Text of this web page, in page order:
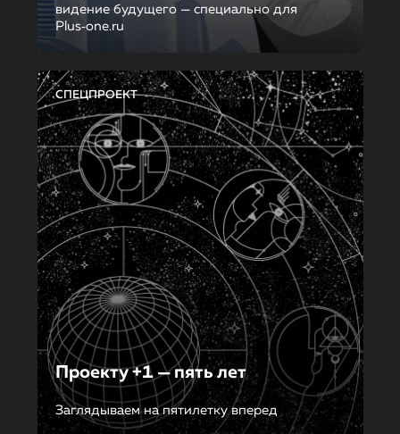
видение будущего — специально для
Plus‑one.ru
СПЕЦПРОЕКТ
Проекту +1 — пять лет
Заглядываем на пятилетку вперед